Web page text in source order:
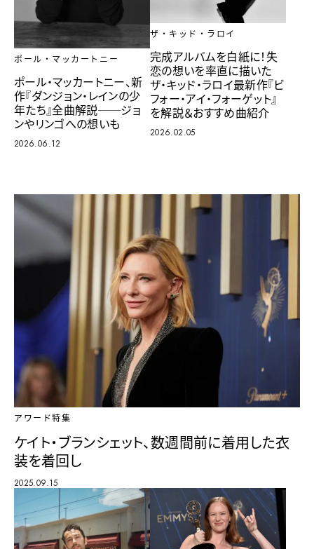
ポール・マッカートニー
ポール・マッカートニー、新
作『ダンジョン・レインの少
年たち』全曲解説──ジョ
ンやリンゴへの想いも
2026.06.12
ザ・キッド・ラロイ
完成アルバムを白紙に！失
恋の想いを率直に描いた
ザ・キッド・ラロイ最新作『ビ
フォー・アイ・フォーゲット』
を解説＆おすすめ曲紹介
2026.02.05
アワード特集
ケイト・ブランシェット、数週間前に着用した衣
装を着回し
2025.09.15